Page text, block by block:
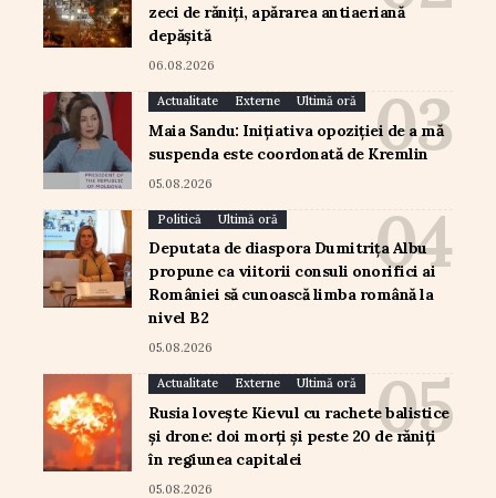
zeci de răniți, apărarea antiaeriană
depășită
06.08.2026
Actualitate Externe Ultimă oră
Maia Sandu: Inițiativa opoziției de a mă
suspenda este coordonată de Kremlin
05.08.2026
Politică Ultimă oră
Deputata de diaspora Dumitrița Albu
propune ca viitorii consuli onorifici ai
României să cunoască limba română la
nivel B2
05.08.2026
Actualitate Externe Ultimă oră
Rusia lovește Kievul cu rachete balistice
și drone: doi morți și peste 20 de răniți
în regiunea capitalei
05.08.2026